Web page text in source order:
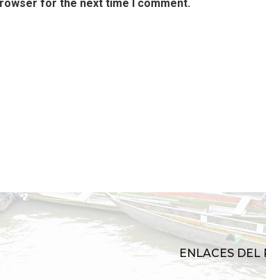
for the next time I comment.
ENLACES DEL